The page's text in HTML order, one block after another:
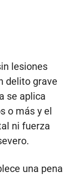
lesiones
delito grave
se aplica
o más y el
ni fuerza
una pena